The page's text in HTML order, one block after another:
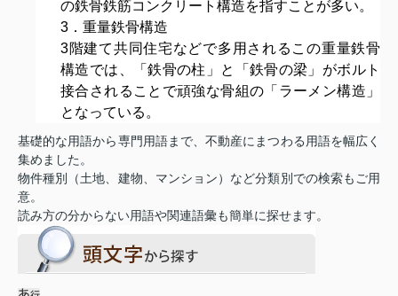
の鉄骨鉄筋コンクリート構造を指すことが多い。
3．重量鉄骨構造
3階建て共同住宅などで多用されるこの重量鉄骨
構造では、「鉄骨の柱」と「鉄骨の梁」がボルト
接合されることで頑強な骨組の「ラーメン構造」
となっている。
基礎的な用語から専門用語まで、不動産にまつわる用語を幅広く
集めました。
物件種別（土地、建物、マンション）など分類別での検索もご用
意。
読み方の分からない用語や関連語彙も簡単に探せます。